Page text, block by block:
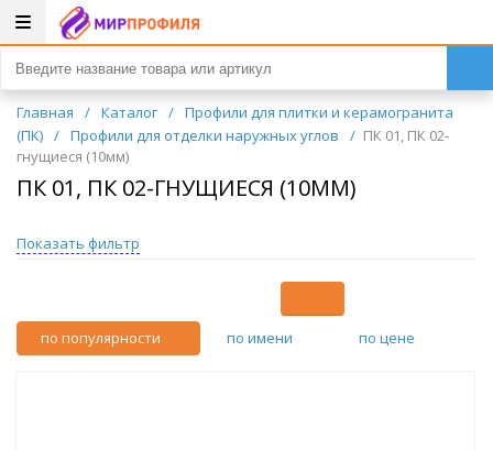
Главная / Каталог / Профили для плитки и керамогранита
(ПК) / Профили для отделки наружных углов / ПК 01, ПК 02-
гнущиеся (10мм)
ПК 01, ПК 02-ГНУЩИЕСЯ (10ММ)
Показать фильтр
по популярности по имени по цене